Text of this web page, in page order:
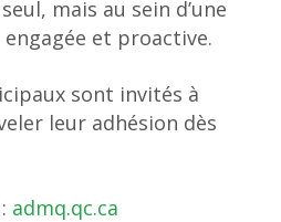
mais au sein d’une
et proactive.
sont invités à
leur adhésion dès
admq.qc.ca